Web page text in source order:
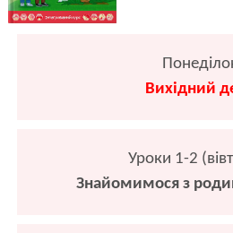
Вихідний
Уроки 1-2
Знайомимося з